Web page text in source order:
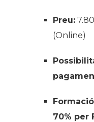
Preu:
(Online)
70% per